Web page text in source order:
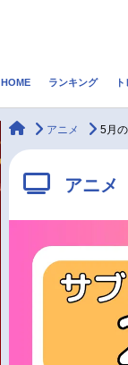
ゲーム・アプリ
HOME ランキング
animateTimes
アニメ 5月
アニメ